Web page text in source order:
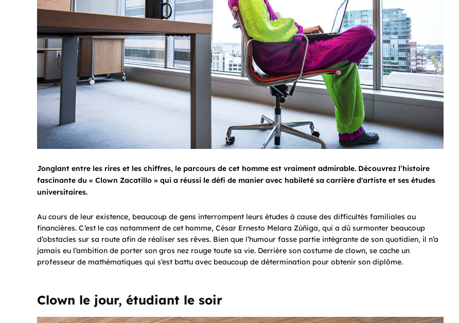
Jonglant entre les rires et les chiffres, le parcours de cet homme est vraiment admirable. Découvrez l’histoire
fascinante du « Clown Zacatillo » qui a réussi le défi de manier avec habileté sa carrière d'artiste et ses études
universitaires.
Au cours de leur existence, beaucoup de gens interrompent leurs études à cause des difficultés familiales ou
financières. C’est le cas notamment de cet homme, César Ernesto Melara Zúñiga, qui a dû surmonter beaucoup
d’obstacles sur sa route afin de réaliser ses rêves. Bien que l’humour fasse partie intégrante de son quotidien, il n’a
jamais eu l’ambition de porter son gros nez rouge toute sa vie. Derrière son costume de clown, se cache un
professeur de mathématiques qui s’est battu avec beaucoup de détermination pour obtenir son diplôme.
Clown le jour, étudiant le soir